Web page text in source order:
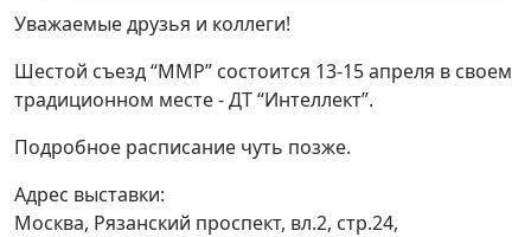
Уважаемые друзья и коллеги!
Шестой съезд “ММР” состоится 13-15 апреля в своем
традиционном месте - ДТ “Интеллект”.
Подробное расписание чуть позже.
Адрес выставки:
Москва, Рязанский проспект, вл.2, стр.24,